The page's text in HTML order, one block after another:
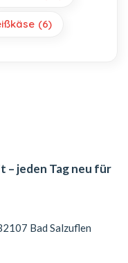
(6)
– jeden Tag neu für
Bad Salzuflen